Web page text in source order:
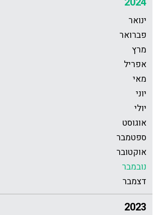
ינואר
פברואר
מרץ
אפריל
מאי
יוני
יולי
אוגוסט
ספטמבר
אוקטובר
נובמבר
דצמבר
2023